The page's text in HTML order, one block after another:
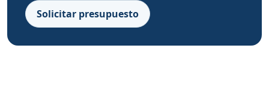
Solicitar presupuesto